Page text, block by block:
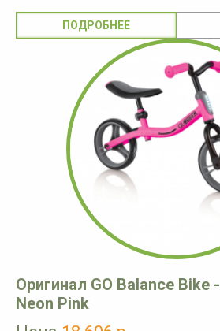
ПОДРОБНЕЕ
Оригинал GO Balance Bike -
Neon Pink